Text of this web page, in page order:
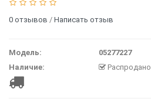
0 отзывов / Написать отзыв
Модель:
05277227
Наличие:
Распродано